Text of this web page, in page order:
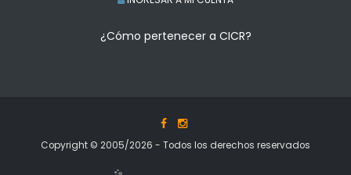
¿Cómo pertenecer a CICR?
Copyright © 2005/2026 - Todos los derechos reservados